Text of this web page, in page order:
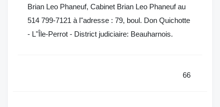
Brian Leo Phaneuf, Cabinet Brian Leo Phaneuf au
514 799-7121 à l"adresse : 79, boul. Don Quichotte
- L"Île-Perrot - District judiciaire: Beauharnois.
66